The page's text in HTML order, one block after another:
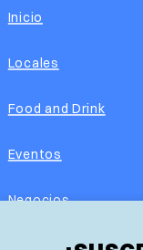
Inicio
Locales
Food and Drink
Eventos
Negocios
Real Estate